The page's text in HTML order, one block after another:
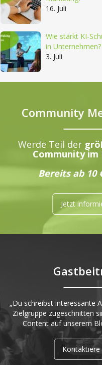
16. Juli
Wie stärkt KI-
in Unternehmen?
3. Juli
Community
Werde Teil der
Community im
Bereits ab 10
Jetzt
„Du schreibst interessante
Zielgruppe zugeschnitten
Content auf unserem
Kontaktiere